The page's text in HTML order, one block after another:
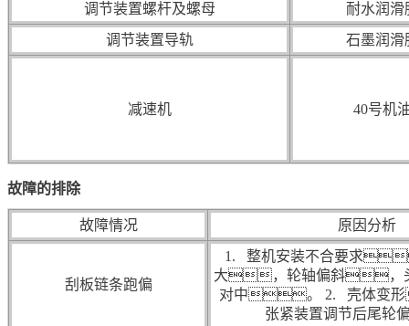
调节装置螺杆及螺母
耐水润滑
调节装置导轨
石墨润滑
减速机 40号机
故障的排除
故障情况 原因分析
刮板链条跑偏
1. 整机安装不合要求
大，轮轴偏斜，
对中。 2. 壳体变
张紧装置调节后尾轮